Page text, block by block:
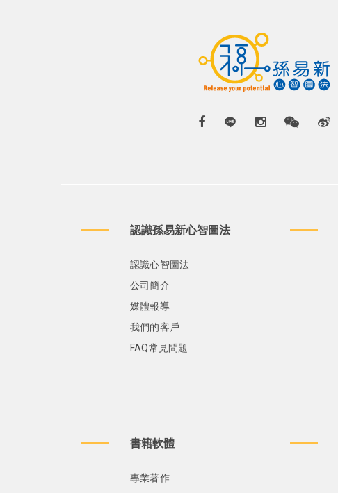
認識孫易新心智圖法
認識心智圖法
公司簡介
媒體報導
我們的客戶
FAQ常見問題
書籍軟體
專業著作